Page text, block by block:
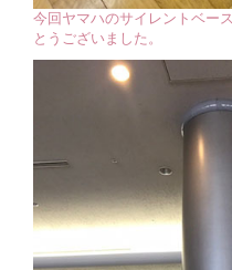
今回ヤマハのサイレントベー
とうございました。